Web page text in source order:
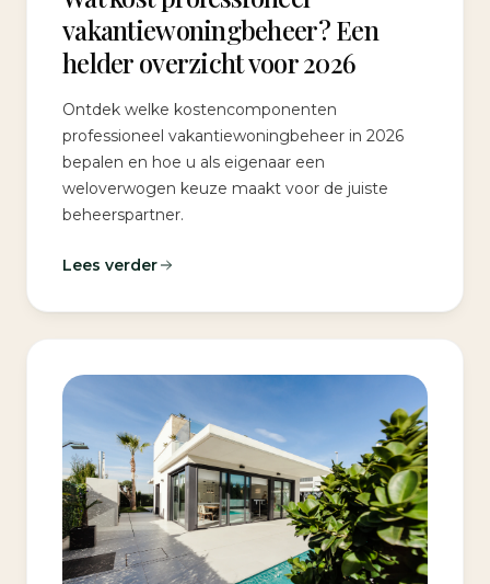
vakantiewoningbeheer? Een
helder overzicht voor 2026
Ontdek welke kostencomponenten
professioneel vakantiewoningbeheer in 2026
bepalen en hoe u als eigenaar een
weloverwogen keuze maakt voor de juiste
beheerspartner.
Lees verder